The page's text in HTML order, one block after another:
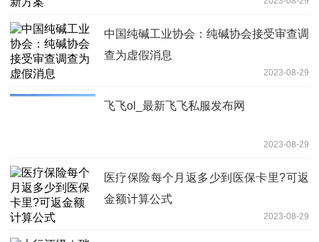
中国纯碱工业协会：纯碱协会接受审查调
查为虚假消息
2023-08-29
飞飞ol_最新飞飞私服发布网
2023-08-29
医疗保险每个月返多少到医保卡里?可返
金额计算公式
2023-08-29